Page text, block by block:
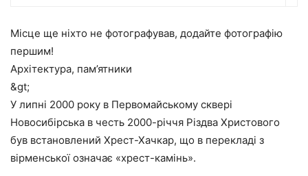
Місце ще ніхто не фотографував, додайте фотографію
першим!
Архітектура, пам’ятники
&gt;
У липні 2000 року в Первомайському сквері
Новосибірська в честь 2000-річчя Різдва Христового
був встановлений Хрест-Хачкар, що в перекладі з
вірменської означає «хрест-камінь».